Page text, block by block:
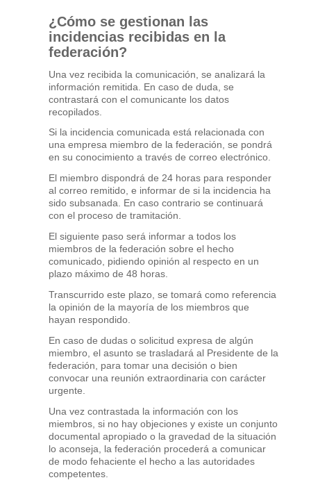
¿Cómo se gestionan las
incidencias recibidas en la
federación?
Una vez recibida la comunicación, se analizará la
información remitida. En caso de duda, se
contrastará con el comunicante los datos
recopilados.
Si la incidencia comunicada está relacionada con
una empresa miembro de la federación, se pondrá
en su conocimiento a través de correo electrónico.
El miembro dispondrá de 24 horas para responder
al correo remitido, e informar de si la incidencia ha
sido subsanada. En caso contrario se continuará
con el proceso de tramitación.
El siguiente paso será informar a todos los
miembros de la federación sobre el hecho
comunicado, pidiendo opinión al respecto en un
plazo máximo de 48 horas.
Transcurrido este plazo, se tomará como referencia
la opinión de la mayoría de los miembros que
hayan respondido.
En caso de dudas o solicitud expresa de algún
miembro, el asunto se trasladará al Presidente de la
federación, para tomar una decisión o bien
convocar una reunión extraordinaria con carácter
urgente.
Una vez contrastada la información con los
miembros, si no hay objeciones y existe un conjunto
documental apropiado o la gravedad de la situación
lo aconseja, la federación procederá a comunicar
de modo fehaciente el hecho a las autoridades
competentes.